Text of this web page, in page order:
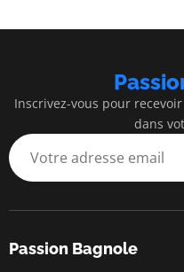
Inscrivez-vous pour
dans
Passion Bagnole